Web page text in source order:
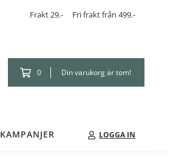
Frakt 29.- Fri frakt från 499.-
0 Din varukorg är tom!
KAMPANJER LOGGA IN